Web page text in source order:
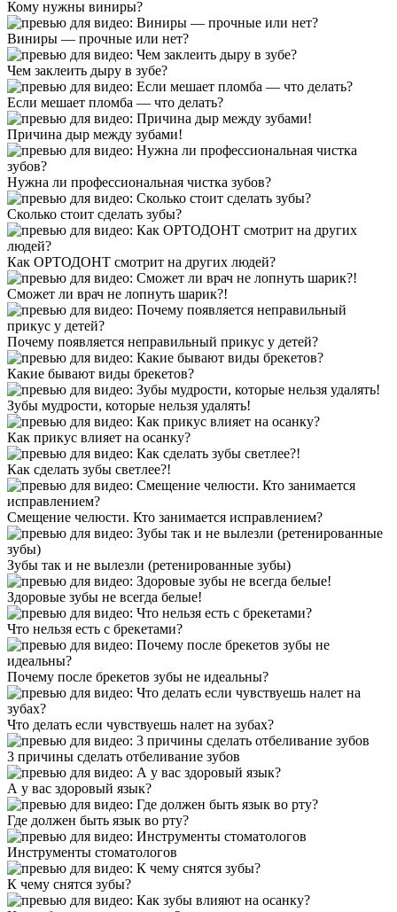
Кому нужны виниры?
Виниры — прочные или нет?
Чем заклеить дыру в зубе?
Если мешает пломба — что делать?
Причина дыр между зубами!
Нужна ли профессиональная чистка зубов?
Сколько стоит сделать зубы?
Как ОРТОДОНТ смотрит на других людей?
Сможет ли врач не лопнуть шарик?!
Почему появляется неправильный прикус у детей?
Какие бывают виды брекетов?
Зубы мудрости, которые нельзя удалять!
Как прикус влияет на осанку?
Как сделать зубы светлее?!
Смещение челюсти. Кто занимается исправлением?
Зубы так и не вылезли (ретенированные зубы)
Здоровые зубы не всегда белые!
Что нельзя есть с брекетами?
Почему после брекетов зубы не идеальны?
Что делать если чувствуешь налет на зубах?
3 причины сделать отбеливание зубов
А у вас здоровый язык?
Где должен быть язык во рту?
Инструменты стоматологов
К чему снятся зубы?